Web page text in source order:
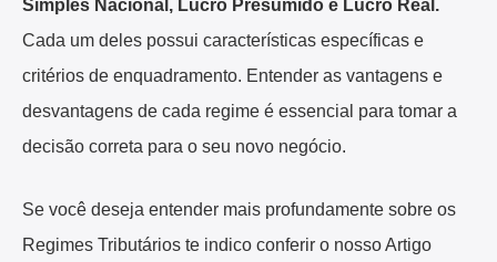
Simples Nacional, Lucro Presumido e Lucro Real.
Cada um deles possui características específicas e
critérios de enquadramento. Entender as vantagens e
desvantagens de cada regime é essencial para tomar a
decisão correta para o seu novo negócio.
Se você deseja entender mais profundamente sobre os
Regimes Tributários te indico conferir o nosso Artigo